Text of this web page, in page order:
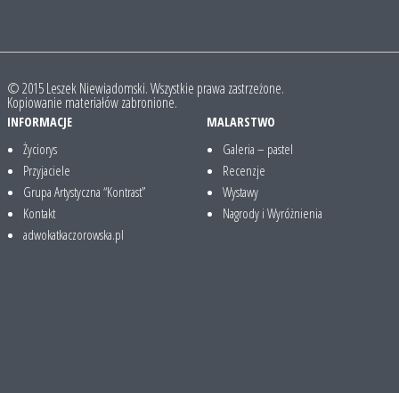
© 2015 Leszek Niewiadomski. Wszystkie prawa zastrzeżone.
Kopiowanie materiałów zabronione.
INFORMACJE
Życiorys
Przyjaciele
Grupa Artystyczna “Kontrast”
Kontakt
adwokatkaczorowska.pl
MALARSTWO
Galeria – pastel
Recenzje
Wystawy
Nagrody i Wyróżnienia